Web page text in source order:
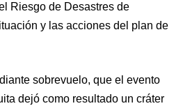
Riesgo de Desastres de
y las acciones del plan de
sobrevuelo, que el evento
dejó como resultado un cráter